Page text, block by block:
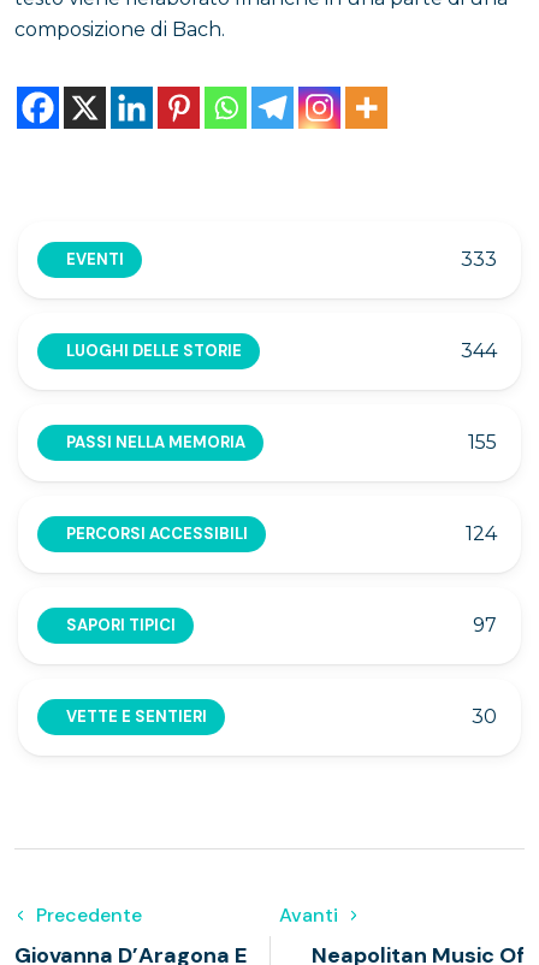
composizione di Bach.
EVENTI 333
LUOGHI DELLE STORIE 344
PASSI NELLA MEMORIA 155
PERCORSI ACCESSIBILI 124
SAPORI TIPICI 97
VETTE E SENTIERI 30
Precedente
Giovanna D’Aragona E
Avanti
Neapolitan Music Of